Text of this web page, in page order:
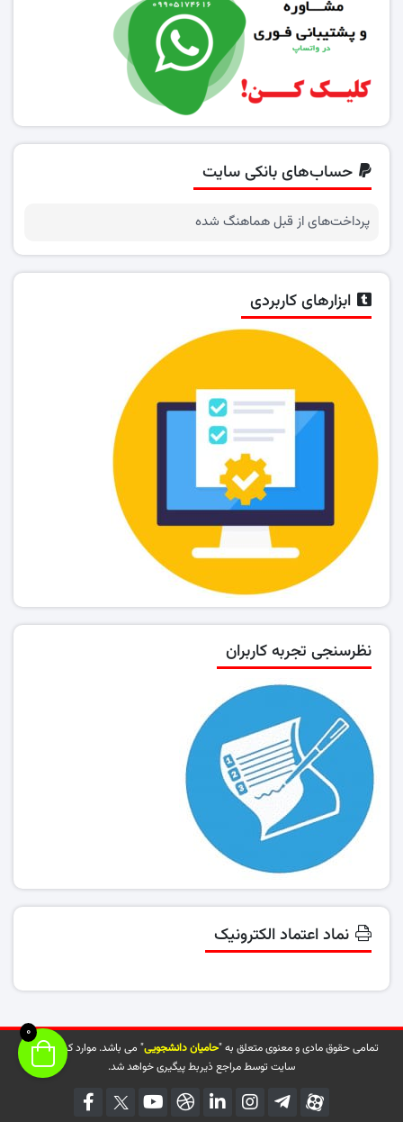
حساب‌های بانکی سایت
پرداخت‌های از قبل هماهنگ شده
ابزارهای کاربردی
نظرسنجی تجربه کاربران
نماد اعتماد الکترونیک
تمامی حقوق مادی و معنوی متعلق به "حامیان دانشجویی" می باشد. موارد کپی شده از
سایت توسط مراجع ذیربط پیگیری خواهد شد.
0